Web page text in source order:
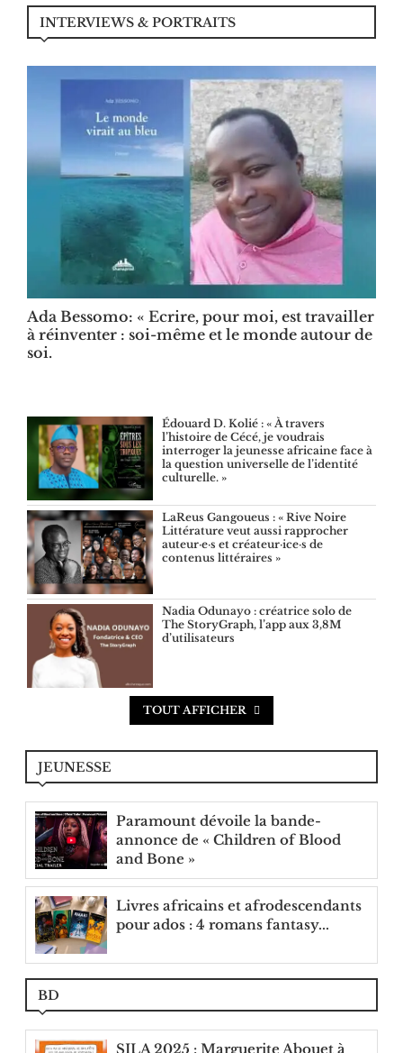
INTERVIEWS & PORTRAITS
Ada Bessomo: « Ecrire, pour moi, est travailler
à réinventer : soi-même et le monde autour de
soi.
Édouard D. Kolié : « À travers
l’histoire de Cécé, je voudrais
interroger la jeunesse africaine face à
la question universelle de l’identité
culturelle. »
LaReus Gangoueus : « Rive Noire
Littérature veut aussi rapprocher
auteur·e·s et créateur·ice·s de
contenus littéraires »
Nadia Odunayo : créatrice solo de
The StoryGraph, l’app aux 3,8M
d’utilisateurs
TOUT AFFICHER
JEUNESSE
Paramount dévoile la bande-
annonce de « Children of Blood
and Bone »
Livres africains et afrodescendants
pour ados : 4 romans fantasy...
BD
SILA 2025 : Marguerite Abouet à